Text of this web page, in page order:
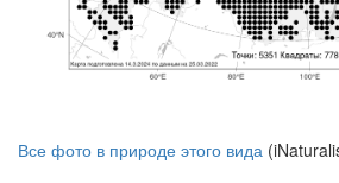
Все фото в природе этого вида